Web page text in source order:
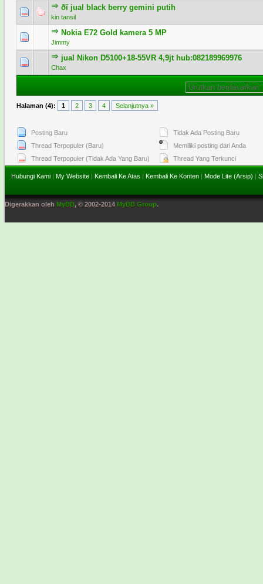
ðĩ jual black berry gemini putih
kin tansil
0 Voting - 0 dari 5 secara Rata-rata
1 23 45
Nokia E72 Gold kamera 5 MP
Jimmy
0 Voting - 0 dari 5 secara Rata-rata
1 2345
jual Nikon D5100+18-55VR 4,9jt hub:082189969976
Chax
0 Voting - 0 dari 5 secara Rata-rata
12345
Halaman (4): 1 2 3 4 Selanjutnya »
Posting Baru
Thread Terpopuler (Baru)
Thread Terpopuler (Tidak Ada Yang Baru)
Tidak Ada Posting Baru
Memiliki posting dari Anda
Thread Yang Terkunci
Hubungi Kami | My Website | Kembali Ke Atas | Kembali Ke Konten | Mode Lite (Arsip) |
Digerakkan oleh MyBB, © 2002-2014 MyBB Group.